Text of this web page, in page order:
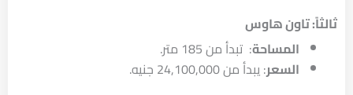
ثالثاً: تاون هاوس
المساحة: تبدأ من 185 متر.
السعر: يبدأ من 24,100,000 جنيه.